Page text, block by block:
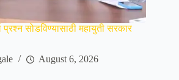
सोडविण्यासाठी महायुती सरकार
August 6, 2026